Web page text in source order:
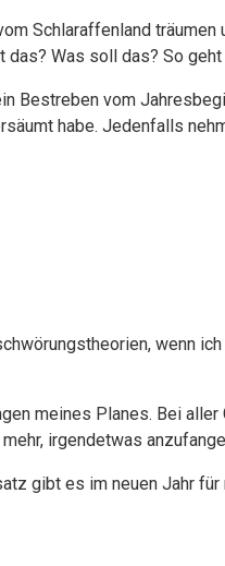
Schlaraffenland
das? Was soll das? So
Bestreben vom
habe. Jedenfalls
wenn
meines Planes. Bei aller
irgendetwas
gibt es im neuen Jahr für